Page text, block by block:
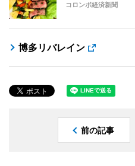
コロンボ経済新聞
博多リバレイン
前の記事